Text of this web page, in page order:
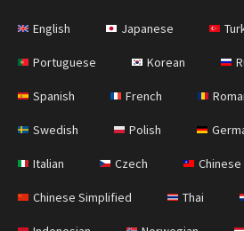
English Japanese
Portuguese Korean
Spanish French
Swedish Polish
Italian Czech
Chinese Simplified Thai